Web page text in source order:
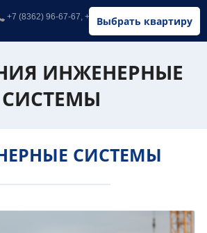
Выбрать квартиру
+7 (8362) 96-67-67, +7 (902) 326-67-67
ИНЖЕНЕРНЫЕ
СИСТЕМЫ
СИСТЕМЫ